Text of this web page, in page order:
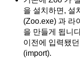
을 설치하면, 설
(Zoo.exe) 과 라
을 만들게 됩니
이전에 입력됐
(import).